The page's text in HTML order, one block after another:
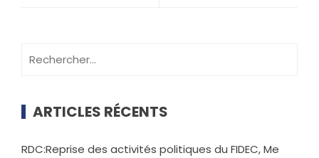
ARTICLES RÉCENTS
RDC:Reprise des activités politiques du FIDEC, Me